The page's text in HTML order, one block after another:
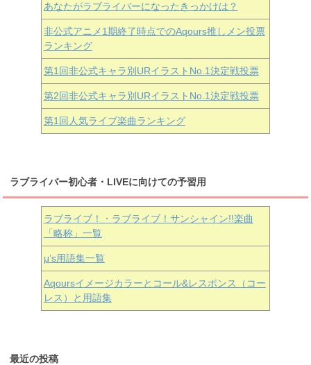
あなたがラブライバーになったきっかけは？
非公式アニメ1期終了時点でのAqours推しメン投票
ランキング
第1回非公式キャラ別URイラストNo.1決定戦投票
第2回非公式キャラ別URイラストNo.1決定戦投票
第1回人気ライブ楽曲ランキング
ラブライバー初心者・LIVEに向けての予習用
ラブライブ！・ラブライブ！サンシャイン!!楽曲
「略称」一覧
μ’s用語集一覧
Aqoursイメージカラーとコール&レスポンス（コー
レス）と用語集
最近の投稿